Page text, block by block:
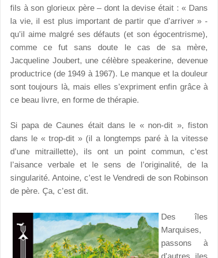
fils à son glorieux père – dont la devise était : « Dans
la vie, il est plus important de partir que d’arriver » -
qu’il aime malgré ses défauts (et son égocentrisme),
comme ce fut sans doute le cas de sa mère,
Jacqueline Joubert, une célèbre speakerine, devenue
productrice (de 1949 à 1967). Le manque et la douleur
sont toujours là, mais elles s’expriment enfin grâce à
ce beau livre, en forme de thérapie.
Si papa de Caunes était dans le « non-dit », fiston
dans le « trop-dit » (il a longtemps paré à la vitesse
d’une mitraillette), ils ont un point commun, c’est
l’aisance verbale et le sens de l’originalité, de la
singularité. Antoine, c’est le Vendredi de son Robinson
de père. Ça, c’est dit.
Des îles
Marquises,
passons à